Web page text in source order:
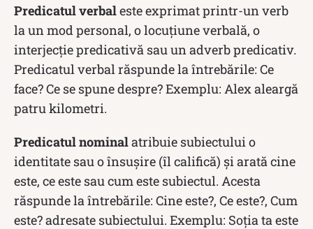
Predicatul verbaleste exprimat printr-un verb
la un mod personal, o locuțiune verbală, o
interjecție predicativă sau un adverb predicativ.
Predicatul verbal răspunde la întrebările: Ce
face? Ce se spune despre? Exemplu: Alex aleargă
patru kilometri.
Predicatul nominalatribuie subiectului o
identitate sau o însușire (îl califică) și arată cine
este, ce este sau cum este subiectul. Acesta
răspunde la întrebările: Cine este?, Ce este?, Cum
este? adresate subiectului. Exemplu: Soția ta este